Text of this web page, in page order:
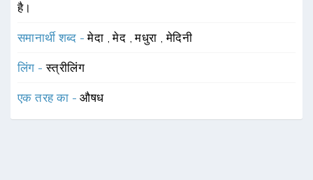
है।
समानार्थी शब्द -मेदा ,मेद ,मधुरा ,मेदिनी
लिंग -स्त्रीलिंग
एक तरह का -औषध